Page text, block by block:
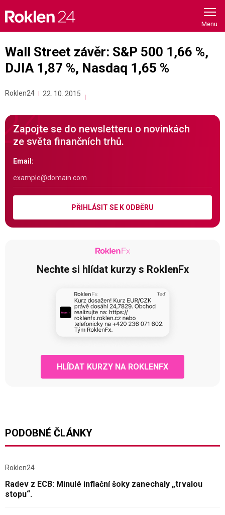
content
Wall Street závěr: S&P 500 1,66 %,
DJIA 1,87 %, Nasdaq 1,65 %
Roklen24 22. 10. 2015
Zapojte se do newsletteru o novinkách
ze světa finančních trhů.
Email:
PŘIHLÁSIT SE K ODBĚRU
Nechte si hlídat kurzy s RoklenFx
HLÍDAT KURZY NA ROKLENFX
PODOBNÉ ČLÁNKY
Roklen24
Radev z ECB: Minulé inflační šoky zanechaly „trvalou
stopu“.